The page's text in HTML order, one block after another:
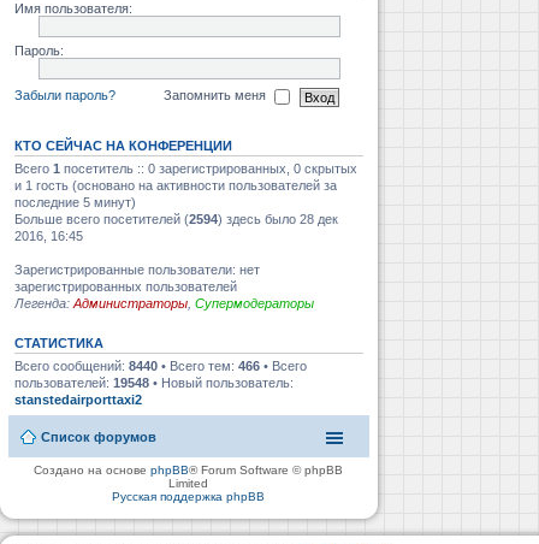
Имя пользователя:
Пароль:
Забыли пароль? Запомнить меня
КТО СЕЙЧАС НА КОНФЕРЕНЦИИ
Всего 1 посетитель :: 0 зарегистрированных, 0 скрытых
и 1 гость (основано на активности пользователей за
последние 5 минут)
Больше всего посетителей (2594) здесь было 28 дек
2016, 16:45
Зарегистрированные пользователи: нет
зарегистрированных пользователей
Легенда: Администраторы Супермодераторы
СТАТИСТИКА
Всего сообщений: 8440 • Всего тем: 466 • Всего
пользователей: 19548 • Новый пользователь:
stanstedairporttaxi2
Список форумов
Создано на основеphpBB® Forum Software © phpBB
Limited
Русская поддержка phpBB